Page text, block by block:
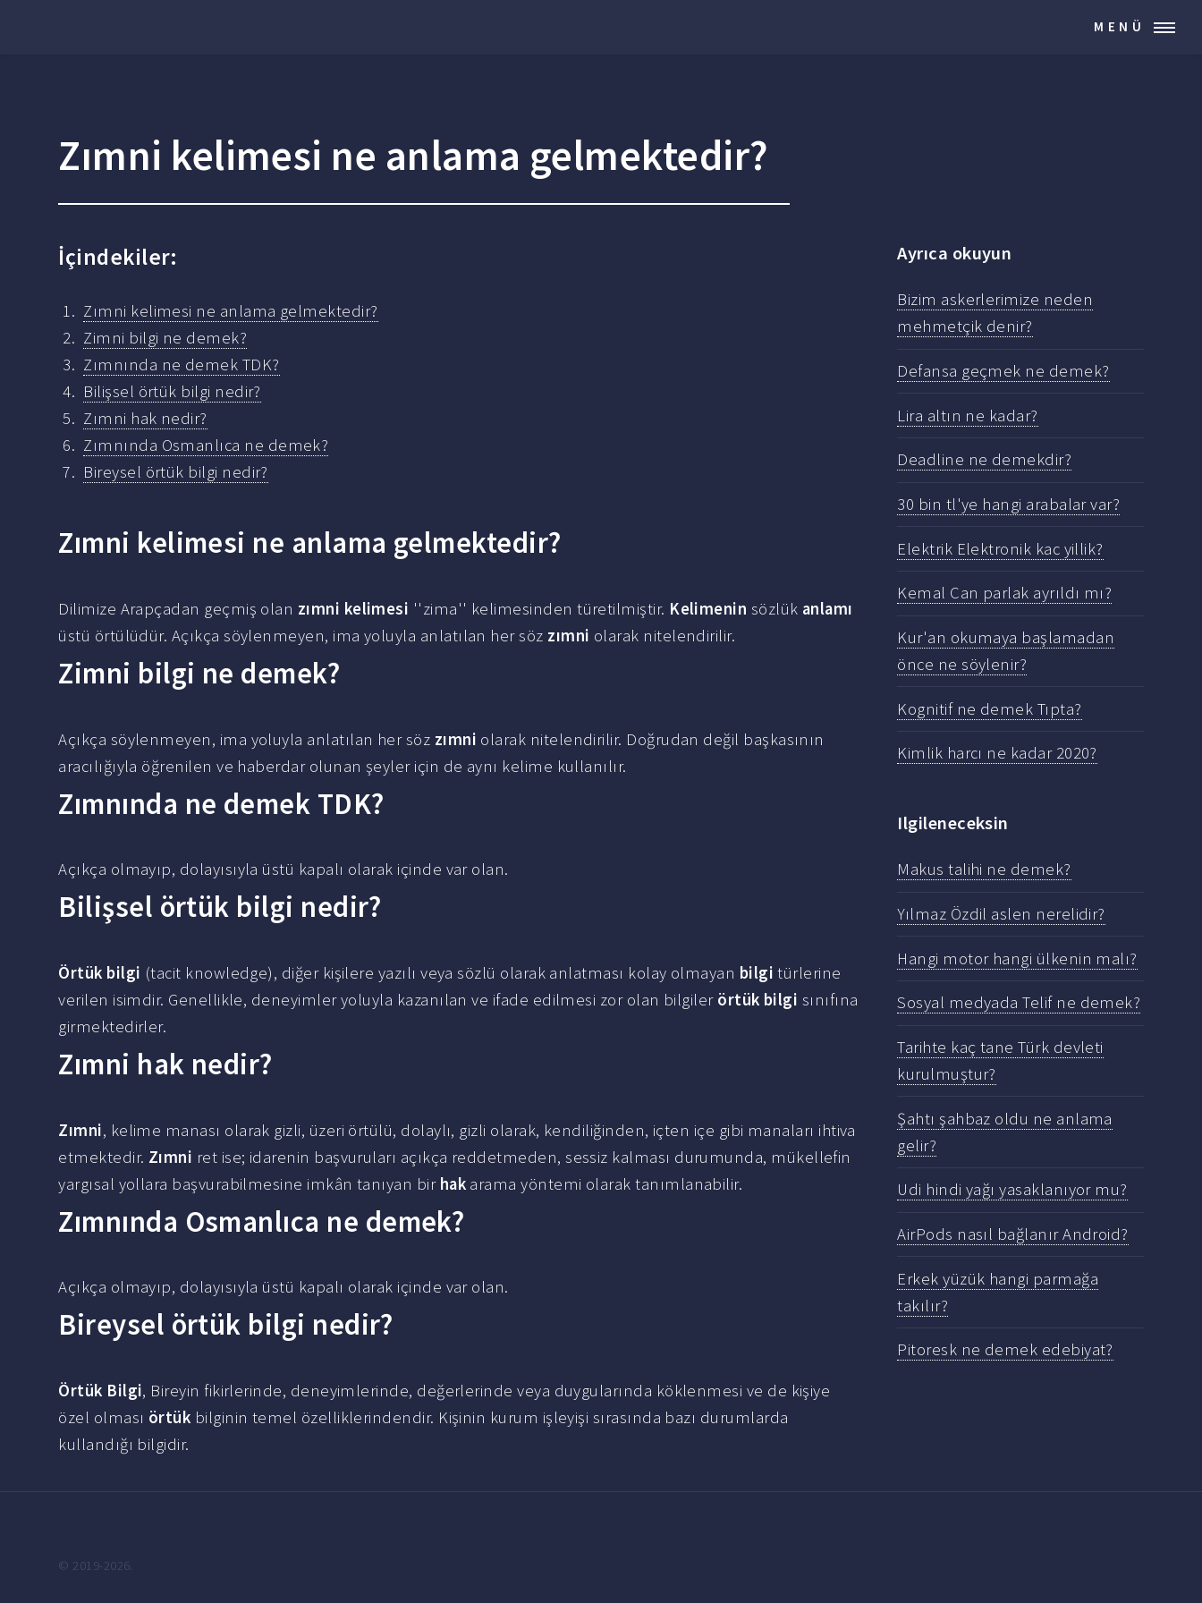
MENÜ
Zımni kelimesi ne anlama gelmektedir?
İçindekiler:
Zımni kelimesi ne anlama gelmektedir?
Zimni bilgi ne demek?
Zımnında ne demek TDK?
Bilişsel örtük bilgi nedir?
Zımni hak nedir?
Zımnında Osmanlıca ne demek?
Bireysel örtük bilgi nedir?
Zımni kelimesi ne anlama gelmektedir?
Dilimize Arapçadan geçmiş olan zımni kelimesi ''zima'' kelimesinden türetilmiştir. Kelimenin sözlük anlamı
üstü örtülüdür. Açıkça söylenmeyen, ima yoluyla anlatılan her söz zımni olarak nitelendirilir.
Zimni bilgi ne demek?
Açıkça söylenmeyen, ima yoluyla anlatılan her söz zımni olarak nitelendirilir. Doğrudan değil başkasının
aracılığıyla öğrenilen ve haberdar olunan şeyler için de aynı kelime kullanılır.
Zımnında ne demek TDK?
Açıkça olmayıp, dolayısıyla üstü kapalı olarak içinde var olan.
Bilişsel örtük bilgi nedir?
Örtük bilgi (tacit knowledge), diğer kişilere yazılı veya sözlü olarak anlatması kolay olmayan bilgi türlerine
verilen isimdir. Genellikle, deneyimler yoluyla kazanılan ve ifade edilmesi zor olan bilgiler örtük bilgi sınıfına
girmektedirler.
Zımni hak nedir?
Zımni, kelime manası olarak gizli, üzeri örtülü, dolaylı, gizli olarak, kendiliğinden, içten içe gibi manaları ihtiva
etmektedir. Zımni ret ise; idarenin başvuruları açıkça reddetmeden, sessiz kalması durumunda, mükellefin
yargısal yollara başvurabilmesine imkân tanıyan bir hak arama yöntemi olarak tanımlanabilir.
Zımnında Osmanlıca ne demek?
Açıkça olmayıp, dolayısıyla üstü kapalı olarak içinde var olan.
Bireysel örtük bilgi nedir?
Örtük Bilgi, Bireyin fikirlerinde, deneyimlerinde, değerlerinde veya duygularında köklenmesi ve de kişiye
özel olması örtük bilginin temel özelliklerindendir. Kişinin kurum işleyişi sırasında bazı durumlarda
kullandığı bilgidir.
Ayrıca okuyun
Bizim askerlerimize neden
mehmetçik denir?
Defansa geçmek ne demek?
Lira altın ne kadar?
Deadline ne demekdir?
30 bin tl'ye hangi arabalar var?
Elektrik Elektronik kac yillik?
Kemal Can parlak ayrıldı mı?
Kur'an okumaya başlamadan
önce ne söylenir?
Kognitif ne demek Tıpta?
Kimlik harcı ne kadar 2020?
Ilgileneceksin
Makus talihi ne demek?
Yılmaz Özdil aslen nerelidir?
Hangi motor hangi ülkenin malı?
Sosyal medyada Telif ne demek?
Tarihte kaç tane Türk devleti
kurulmuştur?
Şahtı şahbaz oldu ne anlama
gelir?
Udi hindi yağı yasaklanıyor mu?
AirPods nasıl bağlanır Android?
Erkek yüzük hangi parmağa
takılır?
Pitoresk ne demek edebiyat?
© 2019-2026.